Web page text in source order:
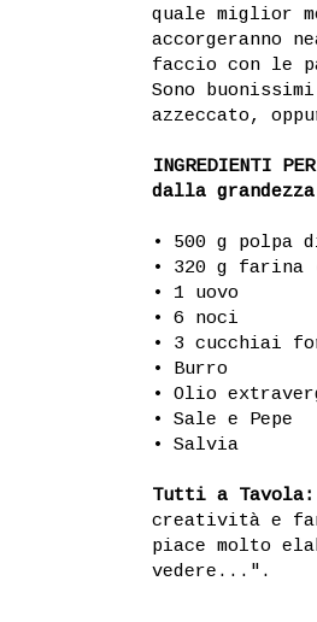
quale miglior
accorgeranno
faccio con le
Sono
azzeccato,
INGREDIENTI
dalla
• 500 g polpa
• 320 g farina
• 1 uovo
• 6 noci
• 3 cucchiai
• Burro
• Olio
• Sale e Pepe
• Salvia
Tutti a Tavola:
creatività e
piace molto
vedere...".